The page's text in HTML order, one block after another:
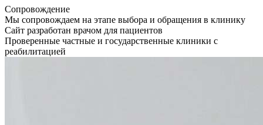
Сопровождение
Мы сопровождаем на этапе выбора и обращения в клинику
Сайт разработан врачом для пациентов
Проверенные частные и государственные клиники с
реабилитацией